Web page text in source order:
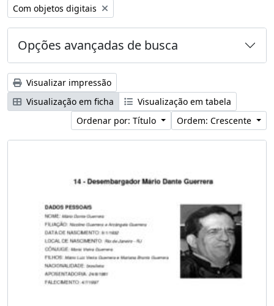
Remover filtro:
Com objetos digitais
Opções avançadas de busca
Visualizar impressão
Visualização em ficha
Visualização em tabela
Ordenar por: Título
Ordem: Crescente